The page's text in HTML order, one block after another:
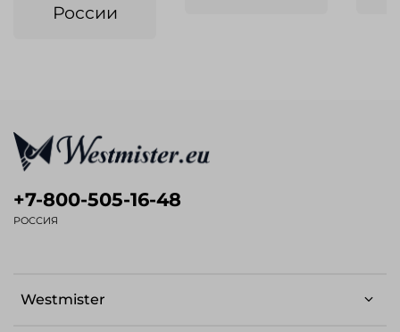
России
Westmister
+7-800-505-16-48
РОССИЯ